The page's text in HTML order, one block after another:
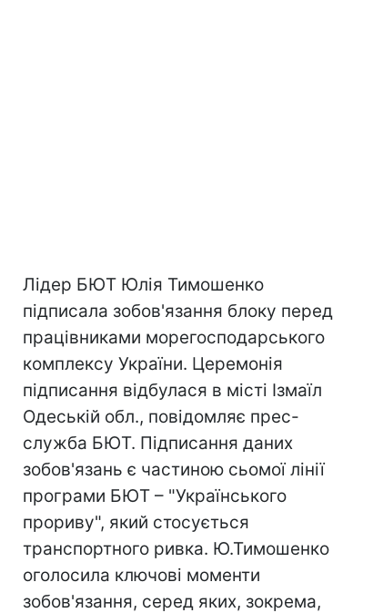
Лідер БЮТ Юлія Тимошенко
підписала зобов'язання блоку перед
працівниками морегосподарського
комплексу України. Церемонія
підписання відбулася в місті Ізмаїл
Одеській обл., повідомляє прес-
служба БЮТ. Підписання даних
зобов'язань є частиною сьомої лінії
програми БЮТ – "Українського
прориву", який стосується
транспортного ривка. Ю.Тимошенко
оголосила ключові моменти
зобов'язання, серед яких, зокрема,